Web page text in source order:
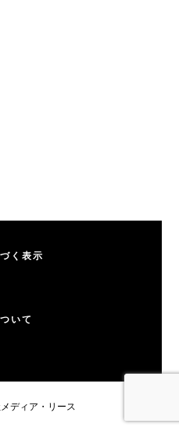
く表示
いて
ディア・リース